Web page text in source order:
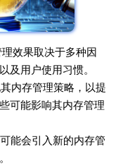
效果取决于多种因
及用户使用习惯。
内存管理策略，以提
可能影响其内存管理
能会引入新的内存管